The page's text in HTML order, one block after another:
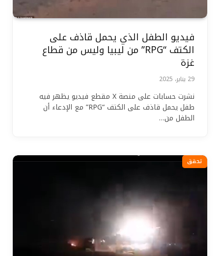
فيديو الطفل الذي يحمل قاذف على
الكتف “RPG” من ليبيا وليس من قطاع
غزة
29 يناير، 2025
نشرت حسابات على منصة X مقطع فيديو يظهر فيه
طفل يحمل قاذف على الكتف “RPG” مع الإدعاء أن
الطفل من…
تحقق